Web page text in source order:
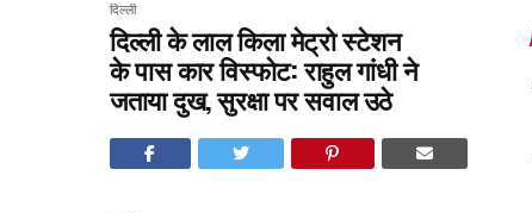
दिल्ली
दिल्ली के लाल किला मेट्रो स्टेशन
के पास कार विस्फोट: राहुल गांधी ने
जताया दुख, सुरक्षा पर सवाल उठे